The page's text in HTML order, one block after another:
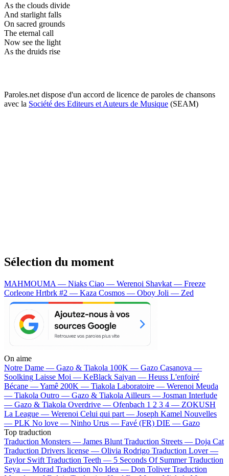
As the clouds divide
And starlight falls
On sacred grounds
The eternal call
Now see the light
As the druids rise
Paroles.net dispose d'un accord de licence de paroles de chansons
avec la Société des Editeurs et Auteurs de Musique (SEAM)
Sélection du moment
MAHMOUMA — Niaks Ciao — Werenoi Shavkat — Freeze
Corleone Hrtbrk #2 — Kaza Cosmos — Oboy Joli — Zed
On aime
Notre Dame — Gazo & Tiakola 100K — Gazo Casanova —
Soolking Laisse Moi — KeBlack Saiyan — Heuss L'enfoiré
Bécane —Yamê 200K — Tiakola Laboratoire — Werenoi Meuda
— Tiakola Outro — Gazo & Tiakola Ailleurs — Josman Interlude
— Gazo & Tiakola Overdrive — Ofenbach 1 2 3 4 — ZOKUSH
La League — Werenoi Celui qui part — Joseph Kamel Nouvelles
— PLK No love — Ninho Urus — Favé (FR) DIE — Gazo
Top traduction
Traduction Monsters — James Blunt Traduction Streets — Doja Cat
Traduction Drivers license — Olivia Rodrigo Traduction Lover —
Taylor Swift Traduction Teeth — 5 Seconds Of Summer Traduction
Seya — Morad Traduction No Idea — Don Toliver Traduction